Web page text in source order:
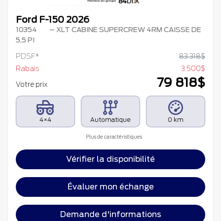
Ford F-150 2026
10354
– XLT CABINE SUPERCREW 4RM CAISSE DE
5,5 PI
PDSF* 83 318$
Rabais
3 500$
Votre prix
79 818$
4×4 Automatique 0 km
Plus de caractéristiques
Vérifier la disponibilité
Évaluer mon échange
Demande d'informations